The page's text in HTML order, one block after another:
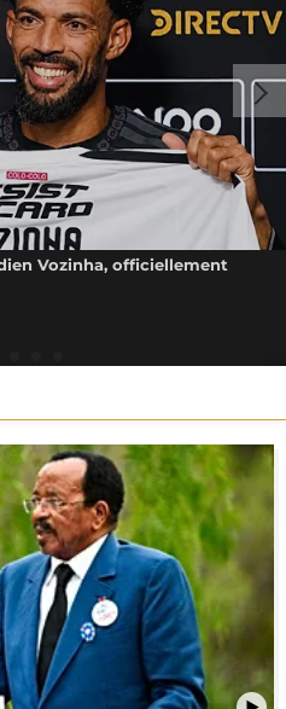
Vozinha, officiellement